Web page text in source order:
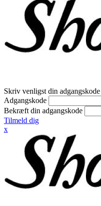
Skriv venligst din adgangskode
Adgangskode
Bekræft din adgangskode
Tilmeld dig
x